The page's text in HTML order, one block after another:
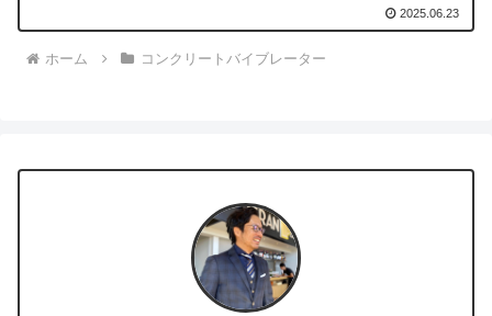
2025.06.23
ホーム コンクリートバイブレーター